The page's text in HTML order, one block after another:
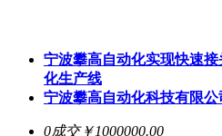
宁波攀高自动化实现快速
化生产线
宁波攀高自动化科技有限公
0成交￥1000000.00